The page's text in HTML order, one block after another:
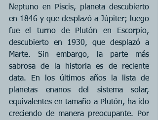
Neptuno en Piscis, planeta descubierto
en 1846 y que desplazó a Júpiter; luego
fue el turno de Plutón en Escorpio,
descubierto en 1930, que desplazó a
Marte. Sin embargo, la parte más
sabrosa de la historia es de reciente
data. En los últimos años la lista de
planetas enanos del sistema solar,
equivalentes en tamaño a Plutón, ha ido
creciendo de manera preocupante. Por